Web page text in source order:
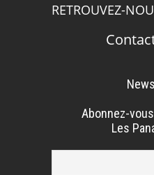
RETROUVEZ-
Abonnez-
Les